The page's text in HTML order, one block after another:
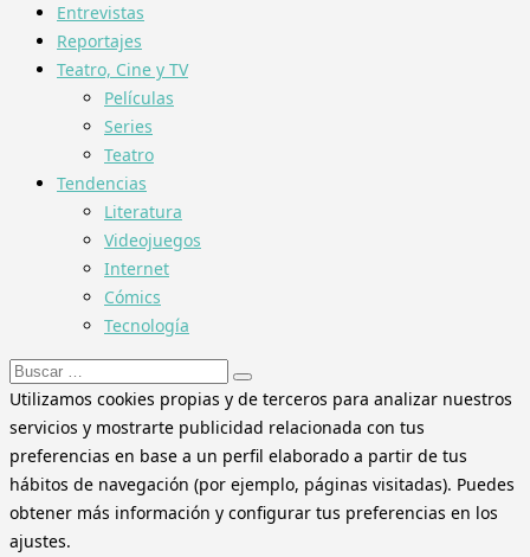
Entrevistas
Reportajes
Teatro, Cine y TV
Películas
Series
Teatro
Tendencias
Literatura
Videojuegos
Internet
Cómics
Tecnología
Buscar:
Utilizamos cookies propias y de terceros para analizar nuestros
servicios y mostrarte publicidad relacionada con tus
preferencias en base a un perfil elaborado a partir de tus
hábitos de navegación (por ejemplo, páginas visitadas). Puedes
obtener más información y configurar tus preferencias en los
ajustes.